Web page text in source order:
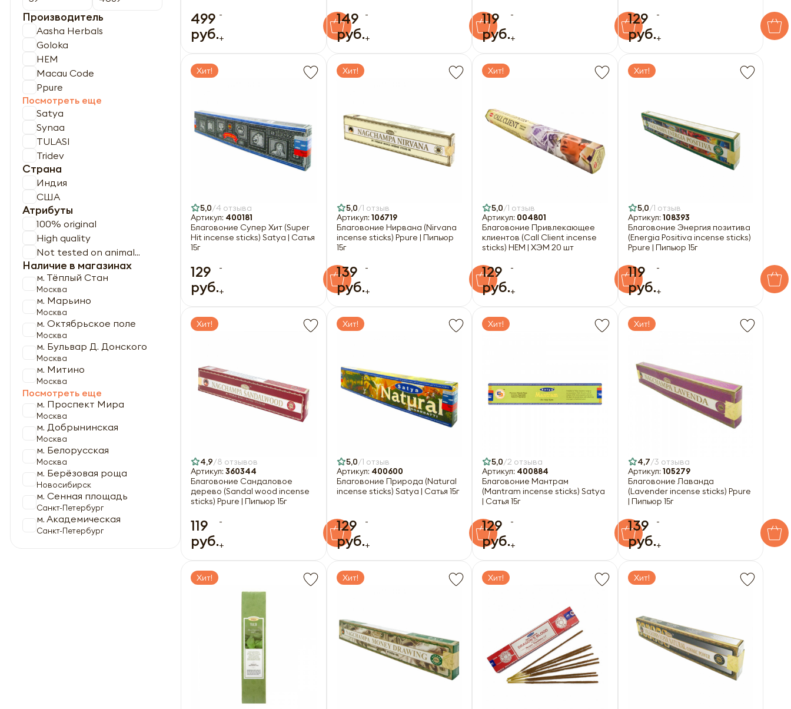
Производитель
Aasha Herbals
Goloka
HEM
Macau Code
Ppure
Посмотреть еще
Satya
Synaa
TULASI
Tridev
Страна
Индия
США
Атрибуты
100% original
High quality
Not tested on animal...
Наличие в магазинах
м. Тёплый Стан
Москва
м. Марьино
Москва
м. Октябрьское поле
Москва
м. Бульвар Д. Донского
Москва
м. Митино
Москва
Посмотреть еще
м. Проспект Мира
Москва
м. Добрынинская
Москва
м. Белорусская
Москва
м. Берёзовая роща
Новосибирск
м. Сенная площадь
Санкт-Петербург
м. Академическая
Санкт-Петербург
499
руб.
-
+
149
руб.
-
+
119
руб.
-
+
129
руб.
-
+
Хит!
5,0 4 отзыва
Артикул: 400181
Благовоние Супер Хит (Super
Hit incense sticks) Satya | Сатья
15г
129
руб.
-
+
Хит!
5,0 1 отзыв
Артикул: 106719
Благовоние Нирвана (Nirvana
incense sticks) Ppure | Пипьюр
15г
139
руб.
-
+
Хит!
5,0 1 отзыв
Артикул: 004801
Благовоние Привлекающее
клиентов (Call Client incense
sticks) HEM | ХЭМ 20 шт
129
руб.
-
+
Хит!
5,0 1 отзыв
Артикул: 108393
Благовоние Энергия позитива
(Energia Positiva incense sticks)
Ppure | Пипьюр 15г
119
руб.
-
+
Хит!
4,9 8 отзывов
Артикул: 360344
Благовоние Сандаловое
дерево (Sandal wood incense
sticks) Ppure | Пипьюр 15г
119
руб.
-
+
Хит!
5,0 1 отзыв
Артикул: 400600
Благовоние Природа (Natural
incense sticks) Satya | Сатья 15г
129
руб.
-
+
Хит!
5,0 2 отзыва
Артикул: 400884
Благовоние Мантрам
(Mantram incense sticks) Satya
| Сатья 15г
129
руб.
-
+
Хит!
4,7 3 отзыва
Артикул: 105279
Благовоние Лаванда
(Lavender incense sticks) Ppure
| Пипьюр 15г
139
руб.
-
+
Хит! Хит! Хит! Хит!